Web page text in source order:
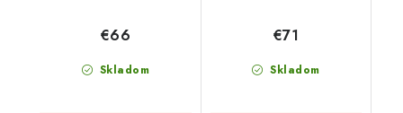
Skladom
€66
Skladom
€71